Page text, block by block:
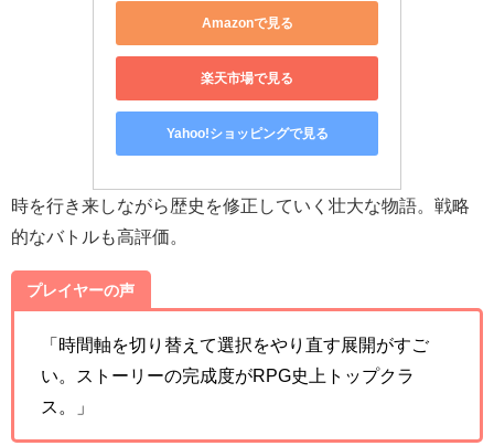
Amazonで見る
楽天市場で見る
Yahoo!ショッピングで見る
時を行き来しながら歴史を修正していく壮大な物語。戦略
的なバトルも高評価。
プレイヤーの声
「時間軸を切り替えて選択をやり直す展開がすご
い。ストーリーの完成度がRPG史上トップクラ
ス。」